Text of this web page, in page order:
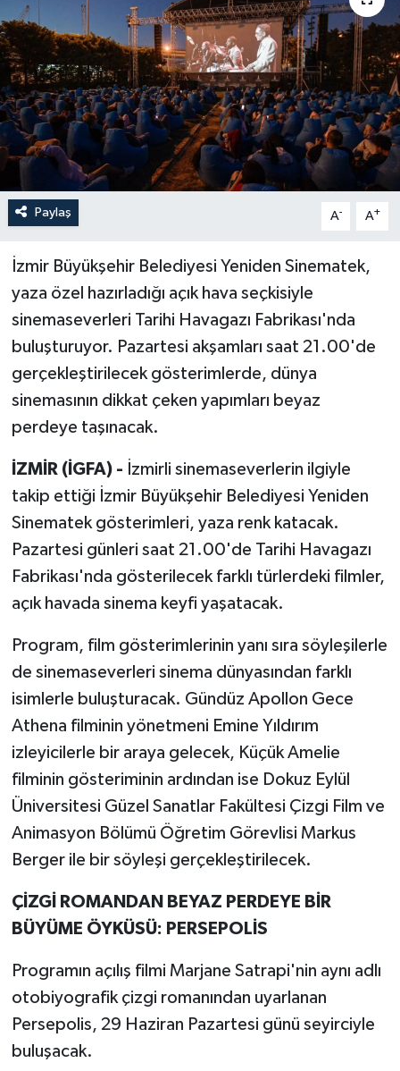
Paylaş A- A+
İzmir Büyükşehir Belediyesi Yeniden Sinematek,
yaza özel hazırladığı açık hava seçkisiyle
sinemaseverleri Tarihi Havagazı Fabrikası'nda
buluşturuyor. Pazartesi akşamları saat 21.00'de
gerçekleştirilecek gösterimlerde, dünya
sinemasının dikkat çeken yapımları beyaz
perdeye taşınacak.
İZMİR (İGFA) - İzmirli sinemaseverlerin ilgiyle
takip ettiği İzmir Büyükşehir Belediyesi Yeniden
Sinematek gösterimleri, yaza renk katacak.
Pazartesi günleri saat 21.00'de Tarihi Havagazı
Fabrikası'nda gösterilecek farklı türlerdeki filmler,
açık havada sinema keyfi yaşatacak.
Program, film gösterimlerinin yanı sıra söyleşilerle
de sinemaseverleri sinema dünyasından farklı
isimlerle buluşturacak. Gündüz Apollon Gece
Athena filminin yönetmeni Emine Yıldırım
izleyicilerle bir araya gelecek, Küçük Amelie
filminin gösteriminin ardından ise Dokuz Eylül
Üniversitesi Güzel Sanatlar Fakültesi Çizgi Film ve
Animasyon Bölümü Öğretim Görevlisi Markus
Berger ile bir söyleşi gerçekleştirilecek.
ÇİZGİ ROMANDAN BEYAZ PERDEYE BİR
BÜYÜME ÖYKÜSÜ: PERSEPOLİS
Programın açılış filmi Marjane Satrapi'nin aynı adlı
otobiyografik çizgi romanından uyarlanan
Persepolis, 29 Haziran Pazartesi günü seyirciyle
buluşacak.